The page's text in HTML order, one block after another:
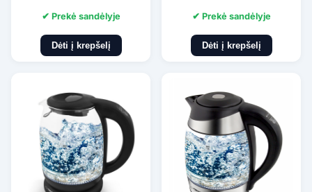
✔ Prekė sandėlyje
Dėti į krepšelį
✔ Prekė sandėlyje
Dėti į krepšelį